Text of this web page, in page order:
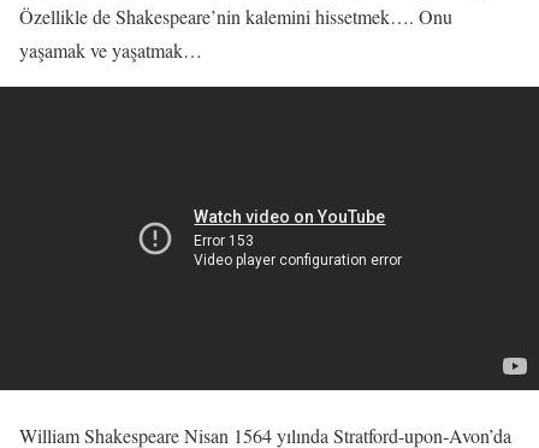
Özellikle de Shakespeare’nin kalemini hissetmek…. Onu
yaşamak ve yaşatmak…
William Shakespeare Nisan 1564 yılında Stratford-upon-Avon’da